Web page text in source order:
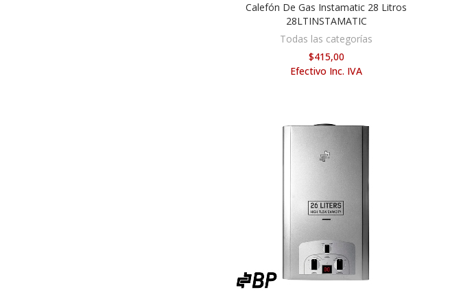
AÑADIR AL CARRITO
Calefón De Gas Instamatic 28 Litros
28LTINSTAMATIC
Todas las categorías
$415,00
Efectivo Inc. IVA